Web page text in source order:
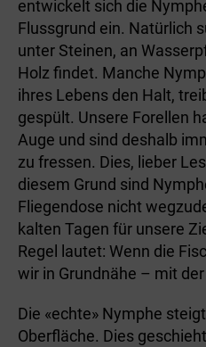
entwickelt sich die
Flussgrund ein. Natürlich
unter Steinen, an
Holz findet. Manche
ihres Lebens den Halt,
gespült. Unsere Forellen
Auge und sind deshalb
zu fressen. Dies, lieber
diesem Grund sind
Fliegendose nicht
kalten Tagen für unsere
Regel lautet: Wenn die
wir in Grundnähe – mit
Die «echte» Nymphe
Oberfläche. Dies